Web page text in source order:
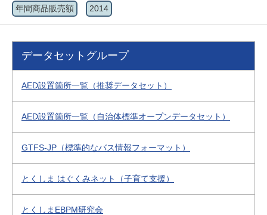
年間商品販売額 2014
データセットグループ
AED設置箇所一覧（推奨データセット）
AED設置箇所一覧（自治体標準オープンデータセット）
GTFS-JP（標準的なバス情報フォーマット）
とくしま はぐくみネット（子育て支援）
とくしまEBPM研究会